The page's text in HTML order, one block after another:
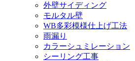
外壁サイディング
モルタル壁
WB多彩模様仕上げ工法
雨漏り
カラーシュミレーション
シーリング工事